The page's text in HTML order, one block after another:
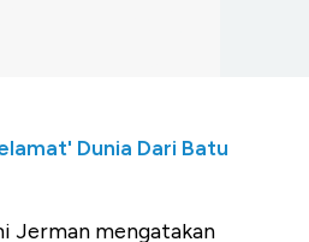
Dunia Dari Batu
Jerman mengatakan